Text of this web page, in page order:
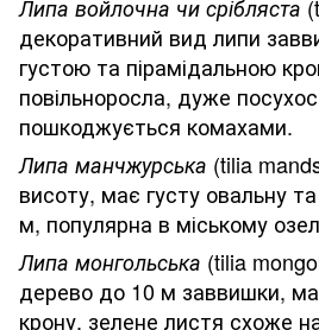
Липа войлочна чи срібляста
декоративний вид липи
густою та пірамідальною
повільноросла, дуже
пошкоджується комахами.
Липа манчжурська (tilia
висоту, має густу овальну
м, популярна в міському
Липа монгольська (tilia
дерево до 10 м заввишки,
крону, зелене листя схоже